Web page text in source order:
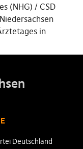
(NHG)
CSD
in
Deutschland